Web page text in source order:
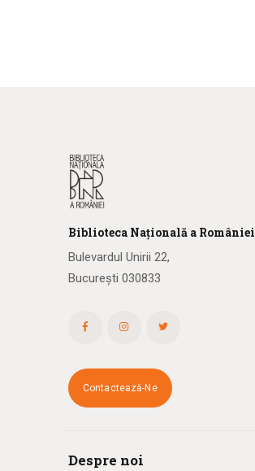
Biblioteca Națională a României
Bulevardul Unirii 22,
București 030833
Contactează-Ne
Despre noi